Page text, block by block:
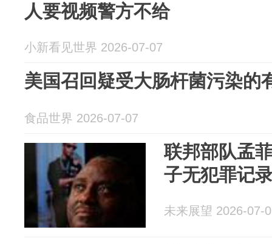
人要视频警方不给
小新看见世界 2026-07-07
美国召回疑受大肠杆菌污染的
食品世界 2026-07-07
联邦部队孟
子无犯罪记
未来展望 2026-07-